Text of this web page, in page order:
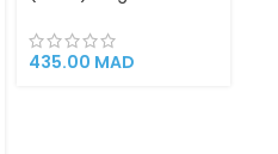
435.00 MAD